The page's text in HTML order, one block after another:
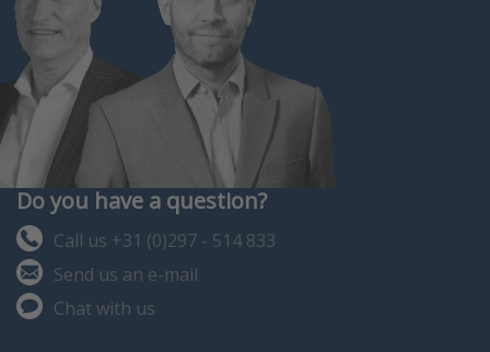
Do you have a question?
Call us +31 (0)297 - 514 833
Send us an e-mail
Chat with us